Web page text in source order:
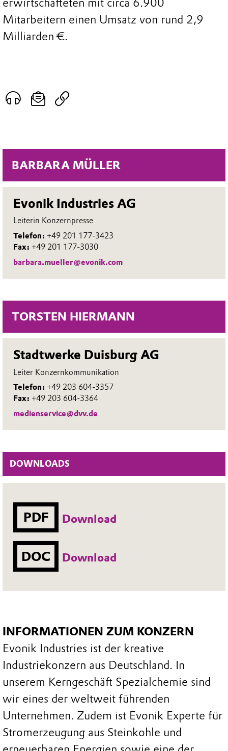
BARBARA MÜLLER
Evonik Industries AG
Leiterin Konzernpresse
Telefon: +49 201 177-3423
Fax: +49 201 177-3030
barbara.mueller@evonik.com
TORSTEN HIERMANN
Stadtwerke Duisburg AG
Leiter Konzernkommunikation
Telefon: +49 203 604-3357
Fax: +49 203 604-3364
medienservice@dvv.de
DOWNLOADS
PDF Download
DOC Download
Mitarbeitern einen Umsatz von rund 2,9
Milliarden €.
INFORMATIONEN ZUM KONZERN
Evonik Industries ist der kreative
Industriekonzern aus Deutschland. In
unserem Kerngeschäft Spezialchemie sind
wir eines der weltweit führenden
Unternehmen. Zudem ist Evonik Experte für
Stromerzeugung aus Steinkohle und